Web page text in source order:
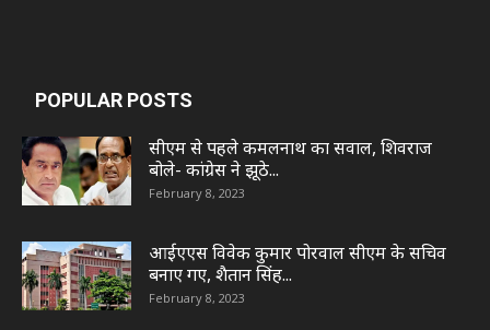
POPULAR POSTS
सीएम से पहले कमलनाथ का सवाल, शिवराज
बोले- कांग्रेस ने झूठे...
February 8, 2023
आईएएस विवेक कुमार पोरवाल सीएम के सचिव
बनाए गए, शैतान सिंह...
February 8, 2023